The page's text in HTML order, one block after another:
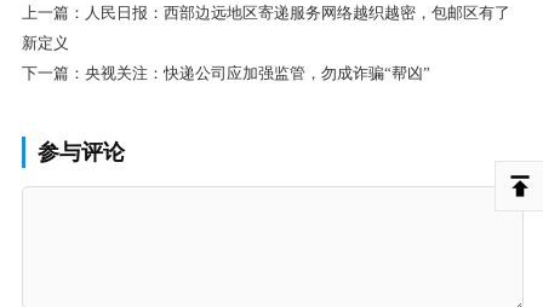
上一篇： 人民日报：西部边远地区寄递服务网络越织越密，包邮区有了
新定义
下一篇： 央视关注：快递公司应加强监管，勿成诈骗“帮凶”
参与评论